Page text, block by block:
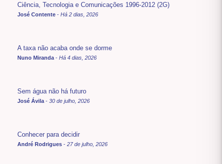
Ciência, Tecnologia e Comunicações 1996-2012 (2G)
José Contente - Há 2 dias, 2026
A taxa não acaba onde se dorme
Nuno Miranda - Há 4 dias, 2026
Sem água não há futuro
José Ávila - 30 de julho, 2026
Conhecer para decidir
André Rodrigues - 27 de julho, 2026